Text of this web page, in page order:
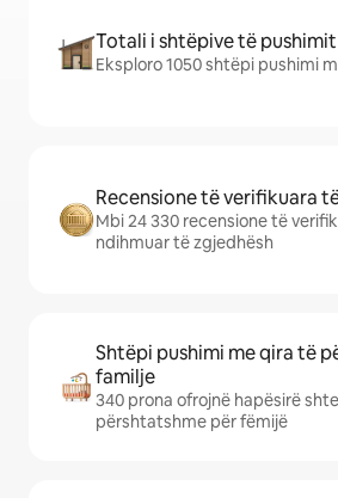
Totali i shtëpive të
Eksploro 1050 shtëpi pushimi
Recensione të verifikuara
Mbi 24 330 recensione të
ndihmuar të zgjedhësh
Shtëpi pushimi me qira të
familje
340 prona ofrojnë hapësirë
përshtatshme për fëmijë